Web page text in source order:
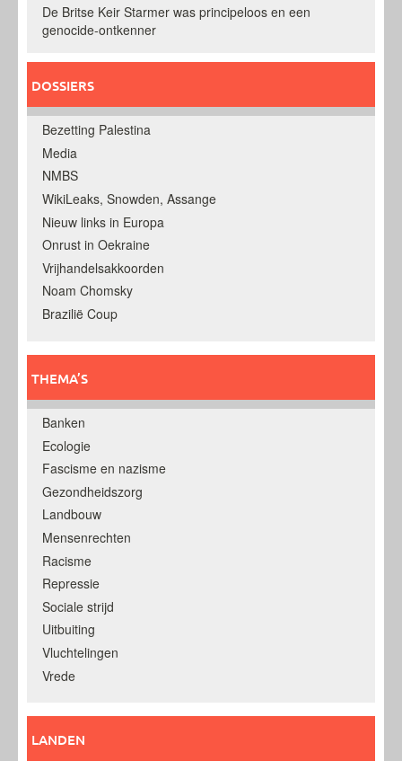
De Britse Keir Starmer was principeloos en een
genocide-ontkenner
DOSSIERS
Bezetting Palestina
Media
NMBS
WikiLeaks, Snowden, Assange
Nieuw links in Europa
Onrust in Oekraine
Vrijhandelsakkoorden
Noam Chomsky
Brazilië Coup
THEMA’S
Banken
Ecologie
Fascisme en nazisme
Gezondheidszorg
Landbouw
Mensenrechten
Racisme
Repressie
Sociale strijd
Uitbuiting
Vluchtelingen
Vrede
LANDEN